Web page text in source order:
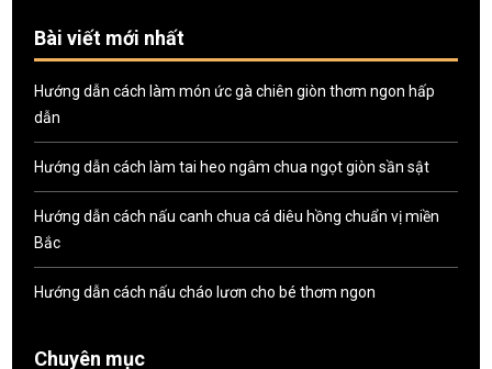
Bài viết mới nhất
Hướng dẫn cách làm món ức gà chiên giòn thơm ngon hấp
dẫn
Hướng dẫn cách làm tai heo ngâm chua ngọt giòn sần sật
Hướng dẫn cách nấu canh chua cá diêu hồng chuẩn vị miền
Bắc
Hướng dẫn cách nấu cháo lươn cho bé thơm ngon
Chuyên mục